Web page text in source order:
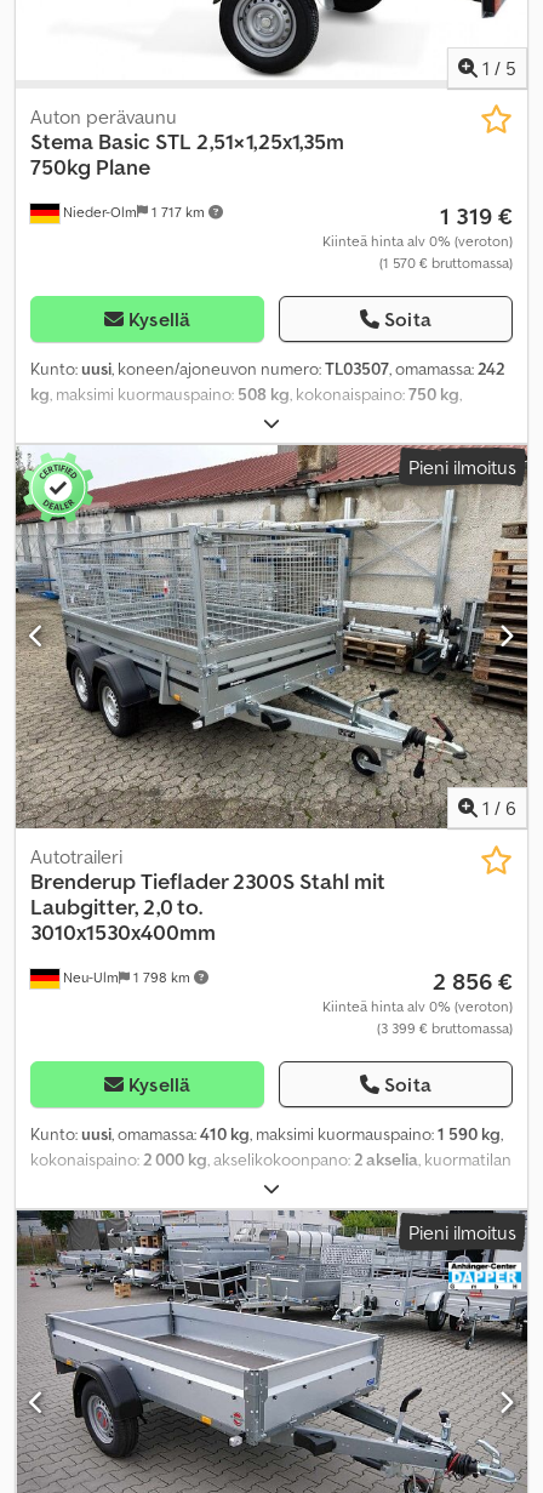
1 / 5
Nieder-Olm 1 717 km
Auton perävaunu
Stema Basic STL 2,51×1,25x1,35m
750kg Plane
1 319 €
Kiinteä hinta alv 0% (veroton)
(1 570 € bruttomassa)
Kysellä Soita
Kunto:uusi, koneen/ajoneuvon numero:TL03507, omamassa: 242
kg , maksimi kuormauspaino: 508 kg , kokonaispaino:750 kg
, kuormatilan pituus:
leveys:1 250 mm, kuormatilan korkeus:1 350 mm,
Pieni ilmoitus
1 / 6
Neu-Ulm 1 798 km
Autotraileri
BrenderupTieflader 2300S Stahl mit
Laubgitter, 2,0 to.
3010x1530x400mm
2 856 €
Kiinteä hinta alv 0% (veroton)
(3 399 € bruttomassa)
Kysellä Soita
Kunto:uusi, omamassa:410 kg, maksimi kuormauspaino:1 590 kg,
kokonaispaino:2 000 kg, akselikokoonpano:2 akselia, kuormatilan
, lastitilan leveys:1 530 mm
1 200 mm, kuormatilan tilavuus:5,4 m³, väri:muu,
rakennuskorkeus:1 740 mm, työleveys:2 040 mm, Pieni ilmoitus